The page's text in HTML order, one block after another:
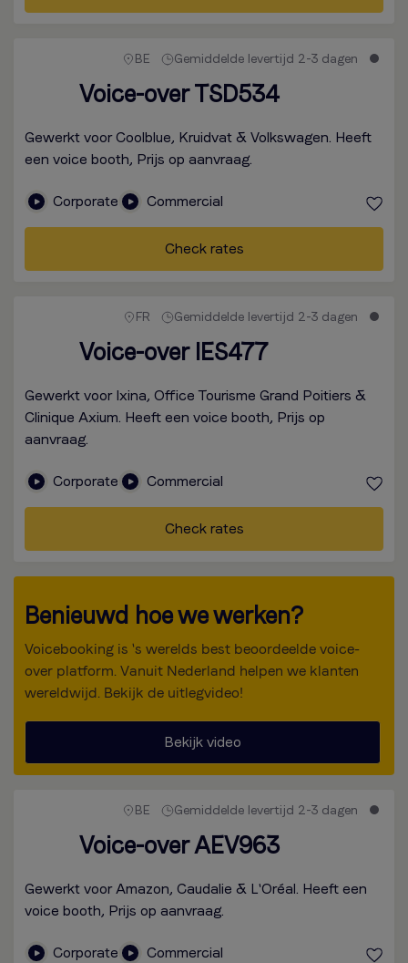
BE Gemiddelde levertijd 2-3 dagen
Voice-over TSD534
Gewerkt voor Coolblue, Kruidvat & Volkswagen. Heeft
een voice booth, Prijs op aanvraag.
Corporate Commercial
Check rates
FR Gemiddelde levertijd 2-3 dagen
Voice-over IES477
Gewerkt voor Ixina, Office Tourisme Grand Poitiers &
Clinique Axium. Heeft een voice booth, Prijs op
aanvraag.
Corporate Commercial
Check rates
Benieuwd hoe we werken?
Voicebooking is 's werelds best beoordeelde voice-
over platform. Vanuit Nederland helpen we klanten
wereldwijd. Bekijk de uitlegvideo!
Bekijk video
BE Gemiddelde levertijd 2-3 dagen
Voice-over AEV963
Gewerkt voor Amazon, Caudalie & L'Oréal. Heeft een
voice booth, Prijs op aanvraag.
Corporate Commercial